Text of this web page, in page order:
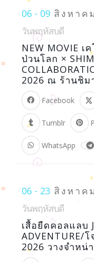
06 - 09 สิงหาคม
วันพฤหัสบดี
NEW MOVIE
ป่วนโลก ×
2026 ณ ร้านชิม
Facebook
Tumblr
WhatsApp
06 - 23 สิงหาคม
วันพฤหัสบดี
เสื้อยืดคอลแลบ
ADVENTURE/
2026 วางจำหน่